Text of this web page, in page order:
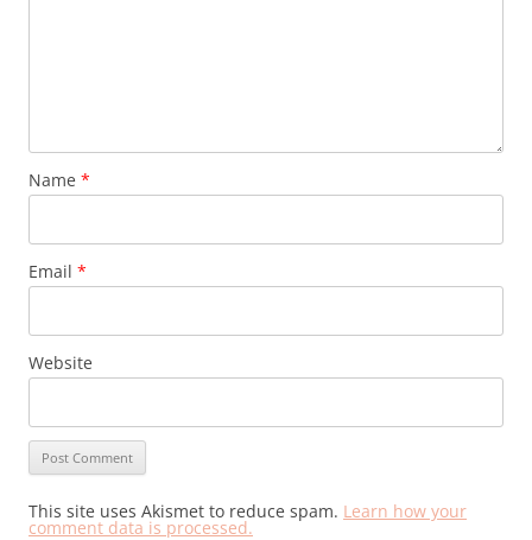
Name *
Email *
Website
This site uses Akismet to reduce spam. Learn how your
comment data is processed.